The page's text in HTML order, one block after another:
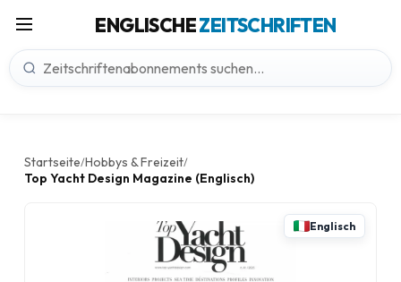
ENGLISCHEZEITSCHRIFTEN
Startseite/Hobbys & Freizeit/
Top Yacht Design Magazine (Englisch)
Englisch